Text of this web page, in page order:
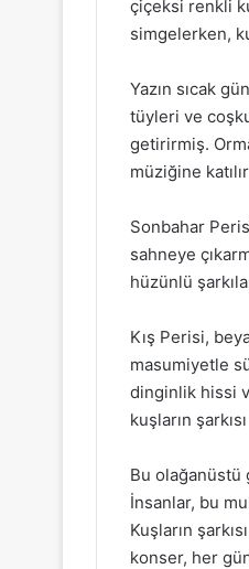
çiçeksi renkli
simgelerken,
Yazın sıcak
tüyleri ve
getirirmiş.
müziğine
Sonbahar
sahneye
hüzünlü
Kış Perisi,
masumiyetle
dinginlik hissi
kuşların
Bu olağanüstü
İnsanlar, bu
Kuşların
konser, her